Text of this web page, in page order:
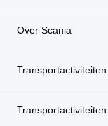
Over Scania
Transportactiviteiten
Transportactiviteiten